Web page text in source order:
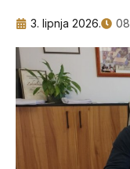
3. lipnja 2026.